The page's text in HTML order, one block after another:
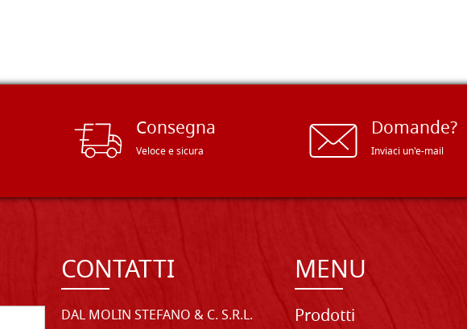
Consegna
Veloce e sicura
Domande?
Inviaci un'e-mail
CONTATTI
DAL MOLIN STEFANO & C. S.R.L.
MENU
Prodotti